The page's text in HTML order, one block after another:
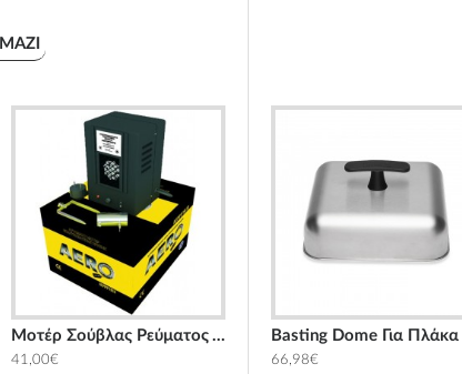
Μοτέρ Σούβλας Ρεύματος Αερόψυκτο AERO
41,00€
84,99€ 66,98€